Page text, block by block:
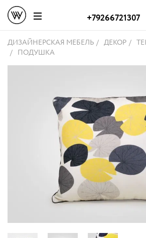
+79266721307
ДИЗАЙНЕРСКАЯ МЕБЕЛЬ ДЕКОР
ПОДУШКА